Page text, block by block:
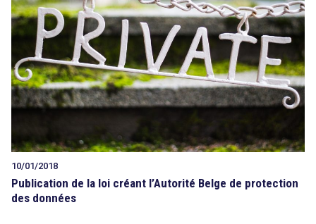
10/01/2018
Publication de la loi créant l’Autorité Belge de protection
des données
search